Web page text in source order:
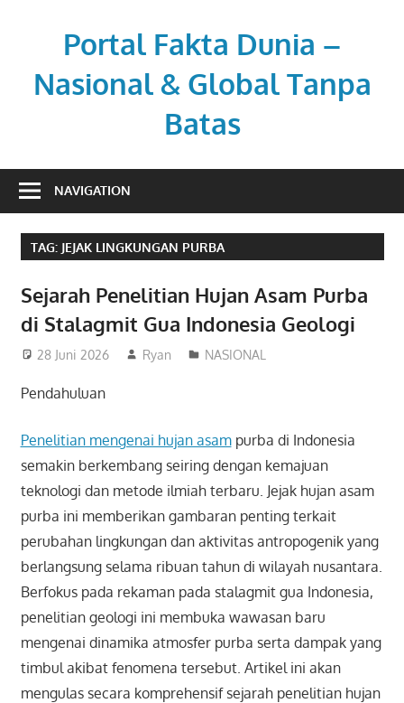
Portal Fakta Dunia –
Nasional & Global Tanpa
Batas
berita
dengan
sudut
luas.
NAVIGATION
TAG: JEJAK LINGKUNGAN PURBA
Sejarah Penelitian Hujan Asam Purba
di Stalagmit Gua Indonesia Geologi
28 Juni 2026 Ryan NASIONAL
Pendahuluan
Penelitian mengenai hujan asampurba di Indonesia
semakin berkembang seiring dengan kemajuan
teknologi dan metode ilmiah terbaru. Jejak hujan asam
purba ini memberikan gambaran penting terkait
perubahan lingkungan dan aktivitas antropogenik yang
berlangsung selama ribuan tahun di wilayah nusantara.
Berfokus pada rekaman pada stalagmit gua Indonesia,
penelitian geologi ini membuka wawasan baru
mengenai dinamika atmosfer purba serta dampak yang
timbul akibat fenomena tersebut. Artikel ini akan
mengulas secara komprehensif sejarah penelitian hujan